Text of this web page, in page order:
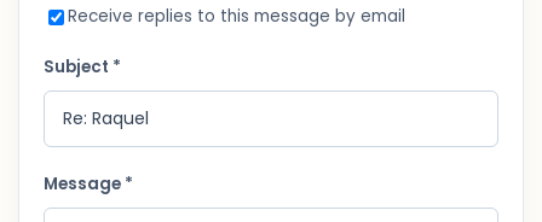
Receive replies to this message by email
Subject *
Message *